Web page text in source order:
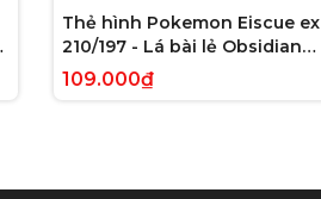
Thẻ hình Pokemon Eiscue ex
210/197 - Lá bài lẻ Obsidian
Flames Full Art Secret Rare
tiếng Anh chính hãng
109.000₫